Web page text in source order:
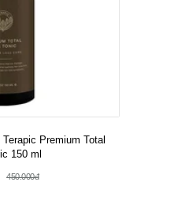
Premium Total
150 ml
450.000đ